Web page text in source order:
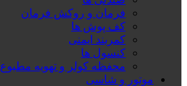
فرمان و روکش فرمان
کف پوش ها
کمربند ایمنی
کنسول ها
محفظه کولر و تهویه مطبوع
موتور و شاسی